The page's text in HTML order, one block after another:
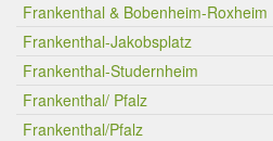
Frankenthal & Bobenheim-Roxheim
Frankenthal-Jakobsplatz
Frankenthal-Studernheim
Frankenthal/ Pfalz
Frankenthal/Pfalz